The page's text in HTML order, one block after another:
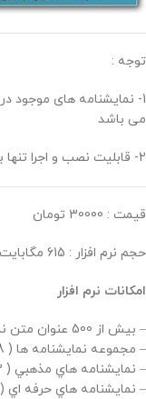
توجه :
می باشد
2- قابلیت نصب و اجرا تنها بر روی 4 رایانه می باشد
قیمت : 30000 تومان
حجم نرم افزار : 615 مگابایت
امکانات نرم افزار
– بيش از 500 عنوان متن نمايشنامه در موضوعات زير :
– مجموعه نمايشنامه ها ( 178 عنوان نمايشنامه )
– نمايشنامه هاي مذهبي ( 152 نمايشنامه )
– نمايشنامه هاي حرفه اي ( 90 نمايشنامه )